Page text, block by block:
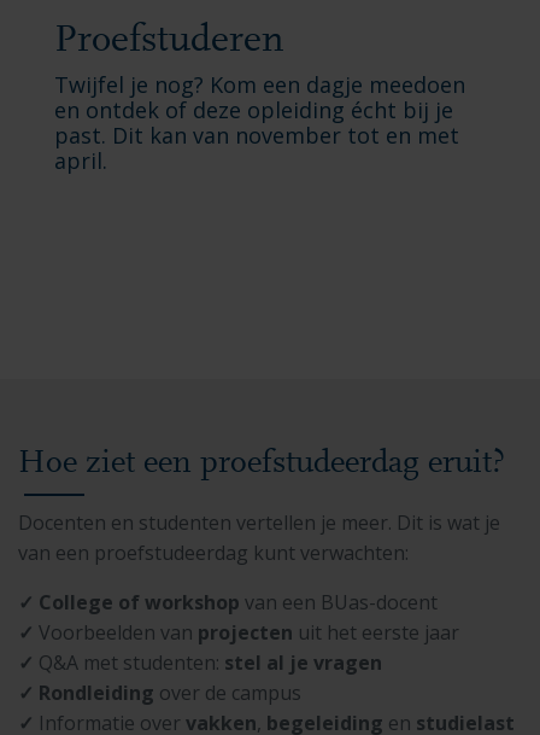
Proefstuderen
Twijfel je nog? Kom een dagje meedoen
en ontdek of deze opleiding écht bij je
past. Dit kan van november tot en met
april.
Hoe ziet een proefstudeerdag eruit?
Docenten en studenten vertellen je meer. Dit is wat je
van een proefstudeerdag kunt verwachten:
✓ College of workshop van een BUas-docent
✓ Voorbeelden van projecten uit het eerste jaar
✓ Q&A met studenten: stel al je vragen
✓ Rondleiding over de campus
✓ Informatie over vakken, begeleiding en studielast